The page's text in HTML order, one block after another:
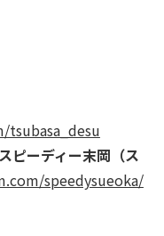
スピーディー末岡（ス
speedysueoka/